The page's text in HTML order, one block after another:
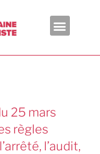
25 mars
règles
l’audit,